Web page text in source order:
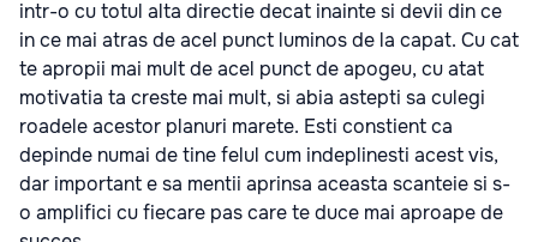
intr-o cu totul alta directie decat inainte si devii din ce
in ce mai atras de acel punct luminos de la capat. Cu cat
te apropii mai mult de acel punct de apogeu, cu atat
motivatia ta creste mai mult, si abia astepti sa culegi
roadele acestor planuri marete. Esti constient ca
depinde numai de tine felul cum indeplinesti acest vis,
dar important e sa mentii aprinsa aceasta scanteie si s-
o amplifici cu fiecare pas care te duce mai aproape de